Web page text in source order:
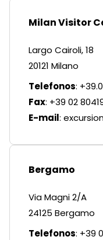
Milan Visitor
Largo Cairoli, 18
20121 Milano
Telefonos:
Fax: +39 02
E-mail:
Bergamo
Via Magni 2/A
24125 Bergamo
Telefonos: +39